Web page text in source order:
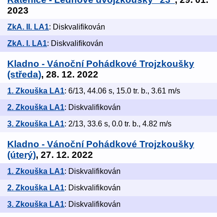
2023
ZkA. II. LA1: Diskvalifikován
ZkA. I. LA1: Diskvalifikován
Kladno - Vánoční Pohádkové Trojzkoušky
(středa), 28. 12. 2022
1. Zkouška LA1: 6/13, 44.06 s, 15.0 tr. b., 3.61 m/s
2. Zkouška LA1: Diskvalifikován
3. Zkouška LA1: 2/13, 33.6 s, 0.0 tr. b., 4.82 m/s
Kladno - Vánoční Pohádkové Trojzkoušky
(úterý), 27. 12. 2022
1. Zkouška LA1: Diskvalifikován
2. Zkouška LA1: Diskvalifikován
3. Zkouška LA1: Diskvalifikován